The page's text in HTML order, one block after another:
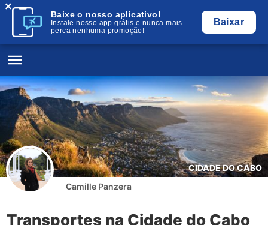
Baixe o nosso aplicativo!
Instale nosso app grátis e nunca mais
perca nenhuma promoção!
Baixar
×
CIDADE DO CABO
Camille Panzera
Transportes na Cidade do Cabo